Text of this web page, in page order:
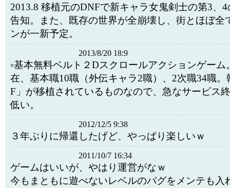
2013.8 移植元のDNFで新キャラ女鬼剣士の第3、
告知。また、既存の世界が全崩壊し、街とほぼ全
ンが一新予定。
2013/8/20 18:9
◦基本無料ベルト２Dスクロールアクションゲーム
在、基本職10職（外伝キャラ2職）、2次職34職
F」が移植されているものなので、急なサービス
低い。
2012/12/5 9:38
３年ぶりに帰還したげど、やっぱり楽しいｗ
2011/10/7 16:34
ゲームはいいが、やはり運営がなｗ
今もまともに遊べないレベルのバグをメンテも入